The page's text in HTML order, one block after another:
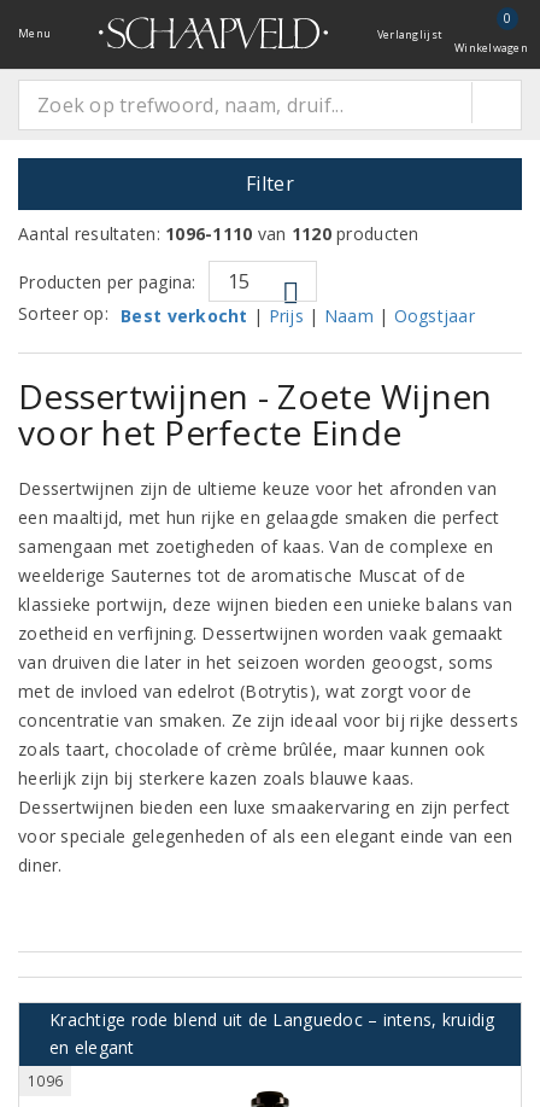
Menu Verlanglijst
0
Winkelwagen
Filter
Aantal resultaten: 1096-1110 van 1120producten
Producten per pagina:
Sorteer op:
Best verkocht | Prijs | Naam | Oogstjaar
Dessertwijnen - Zoete Wijnen
voor het Perfecte Einde
Dessertwijnen zijn de ultieme keuze voor het afronden van
een maaltijd, met hun rijke en gelaagde smaken die perfect
samengaan met zoetigheden of kaas. Van de complexe en
weelderige Sauternes tot de aromatische Muscat of de
klassieke portwijn, deze wijnen bieden een unieke balans van
zoetheid en verfijning. Dessertwijnen worden vaak gemaakt
van druiven die later in het seizoen worden geoogst, soms
met de invloed van edelrot (Botrytis), wat zorgt voor de
concentratie van smaken. Ze zijn ideaal voor bij rijke desserts
zoals taart, chocolade of crème brûlée, maar kunnen ook
heerlijk zijn bij sterkere kazen zoals blauwe kaas.
Dessertwijnen bieden een luxe smaakervaring en zijn perfect
voor speciale gelegenheden of als een elegant einde van een
diner.
Krachtige rode blend uit de Languedoc – intens, kruidig
en elegant
1096